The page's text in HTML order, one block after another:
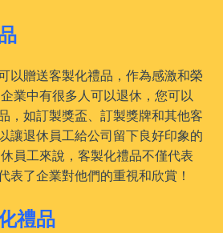
以贈送客製化禮品，作為感激和榮
業中有很多人可以退休，您可以
，如訂製獎盃、訂製獎牌和其他客
讓退休員工給公司留下良好印象的
員工來說，客製化禮品不僅代表
表了企業對他們的重視和欣賞！
禮品